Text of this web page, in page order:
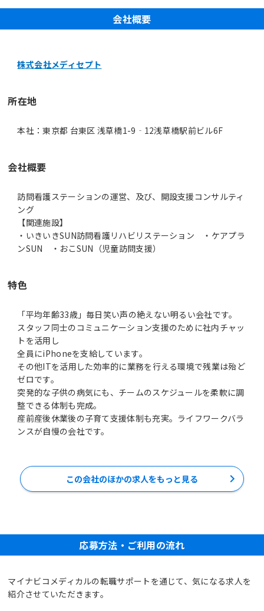
会社概要
株式会社メディセプト
所在地
本社：東京都 台東区 浅草橋1-9‐12浅草橋駅前ビル6F
会社概要
訪問看護ステーションの運営、及び、開設支援コンサルティ
ング
【関連施設】
・いきいきSUN訪問看護リハビリステーション ・ケアプラ
ンSUN ・おこSUN（児童訪問支援）
特色
「平均年齢33歳」毎日笑い声の絶えない明るい会社です。
スタッフ同士のコミュニケーション支援のために社内チャッ
トを活用し
全員にiPhoneを支給しています。
その他ITを活用した効率的に業務を行える環境で残業は殆ど
ゼロです。
突発的な子供の病気にも、チームのスケジュールを柔軟に調
整できる体制も完成。
産前産後休業後の子育て支援体制も充実。ライフワークバラ
ンスが自慢の会社です。
この会社のほかの求人をもっと見る
応募方法・ご利用の流れ
マイナビコメディカルの転職サポートを通じて、気になる求人を
紹介させていただきます。